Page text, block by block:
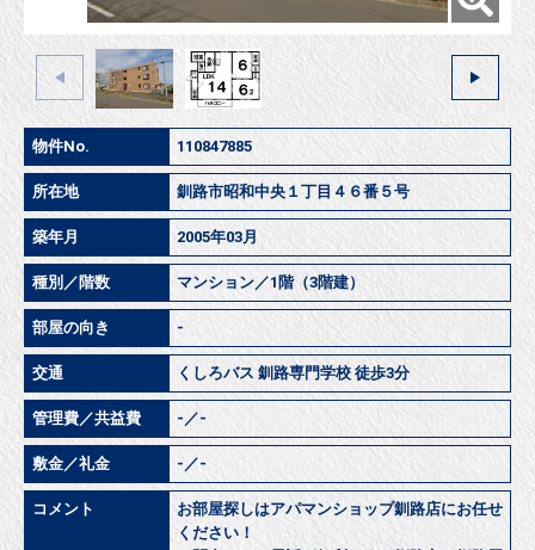
物件No. 110847885
所在地 釧路市昭和中央１丁目４６番５号
築年月 2005年03月
種別／階数 マンション／1階（3階建）
部屋の向き -
交通 くしろバス 釧路専門学校 徒歩3分
管理費／共益費 -／-
敷金／礼金 -／-
コメント
お部屋探しはアパマンショップ釧路店にお任せ
ください！